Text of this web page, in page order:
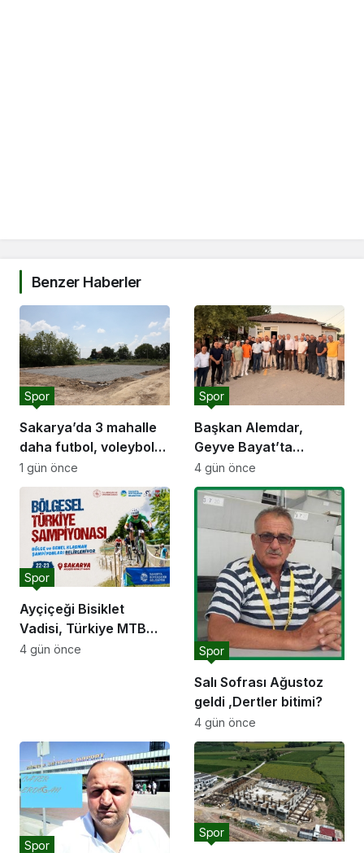
Benzer Haberler
Sakarya’da 3 mahalle
daha futbol, voleybol
ve basketbol sahasına
kavuşuyor
Spor
1 gün önce
Başkan Alemdar,
Geyve Bayat’ta
hemşehrileriyle
buluştu: “Gençlik ve
spor yatırımlarını
hayata geçirmeye
devam edeceğiz”
Spor
4 gün önce
Ayçiçeği Bisiklet
Vadisi, Türkiye MTB
Şampiyonası’na ev
Spor
4 gün önce
Salı Sofrası Ağustoz
geldi ,Dertler bitimi?
Spor
4 gün önce
Spor
Spor